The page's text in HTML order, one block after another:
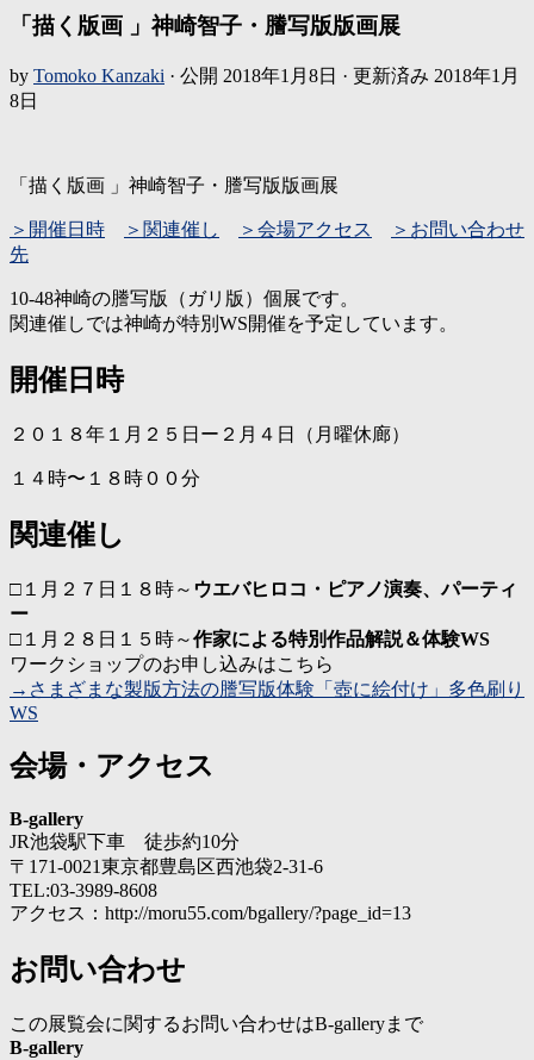
「描く版画 」神崎智子・謄写版版画展
by Tomoko Kanzaki · 公開 2018年1月8日 · 更新済み 2018年1月
8日
「描く版画 」神崎智子・謄写版版画展
＞開催日時 ＞関連催し ＞会場アクセス
＞お問い合わせ
先
10-48神崎の謄写版（ガリ版）個展です。
関連催しでは神崎が特別WS開催を予定しています。
開催日時
２０１８年１月２５日ー２月４日（月曜休廊）
１４時〜１８時００分
関連催し
□１月２７日１８時～ ウエバヒロコ・ピアノ演奏、パーティ
ー
□１月２８日１５時～作家による特別作品解説＆体験WS
ワークショップのお申し込みはこちら
→さまざまな製版方法の謄写版体験「壺に絵付け」多色刷り
WS
会場・アクセス
B-gallery
JR池袋駅下車 徒歩約10分
〒171-0021東京都豊島区西池袋2-31-6
TEL:03-3989-8608
アクセス：http://moru55.com/bgallery/?page_id=13
お問い合わせ
この展覧会に関するお問い合わせはB-galleryまで
B-gallery